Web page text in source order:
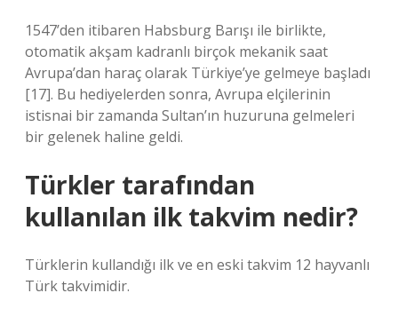
1547’den itibaren Habsburg Barışı ile birlikte,
otomatik akşam kadranlı birçok mekanik saat
Avrupa’dan haraç olarak Türkiye’ye gelmeye başladı
[17]. Bu hediyelerden sonra, Avrupa elçilerinin
istisnai bir zamanda Sultan’ın huzuruna gelmeleri
bir gelenek haline geldi.
Türkler tarafından
kullanılan ilk takvim nedir?
Türklerin kullandığı ilk ve en eski takvim 12 hayvanlı
Türk takvimidir.